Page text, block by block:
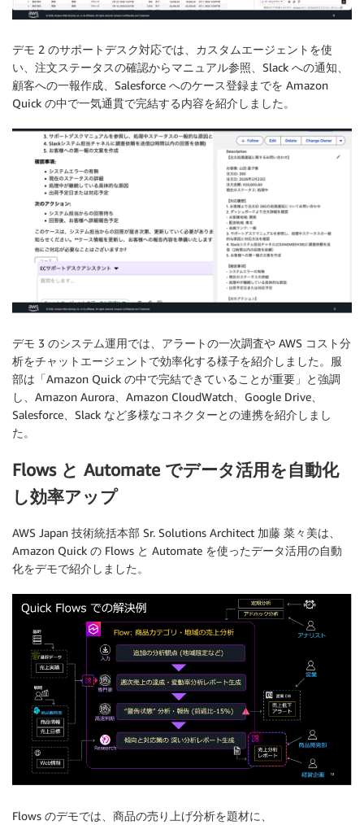
デモ 2 のサポートデスク対応では、カスタムエージェントを使
い、注文ステータスの確認からマニュアル参照、Slack への通知、
顧客への一報作成、Salesforce へのケース登録までを Amazon
Quick の中で一気通貫で完結する内容を紹介しました。
デモ 3 のシステム運用では、アラートの一次調査や AWS コスト分
析をチャットエージェントで効率化する様子を紹介しました。服
部は「Amazon Quick の中で完結できていることが重要」と強調
し、Amazon Aurora、Amazon CloudWatch、Google Drive、
Salesforce、Slack など多様なコネクターとの連携を紹介しまし
た。
Flows と Automate でデータ活用を自動化
し効率アップ
AWS Japan 技術統括本部 Sr. Solutions Architect 加藤 菜々美は、
Amazon Quick の Flows と Automate を使ったデータ活用の自動
化をデモで紹介しました。
Flows のデモでは、商品の売り上げ分析を題材に、